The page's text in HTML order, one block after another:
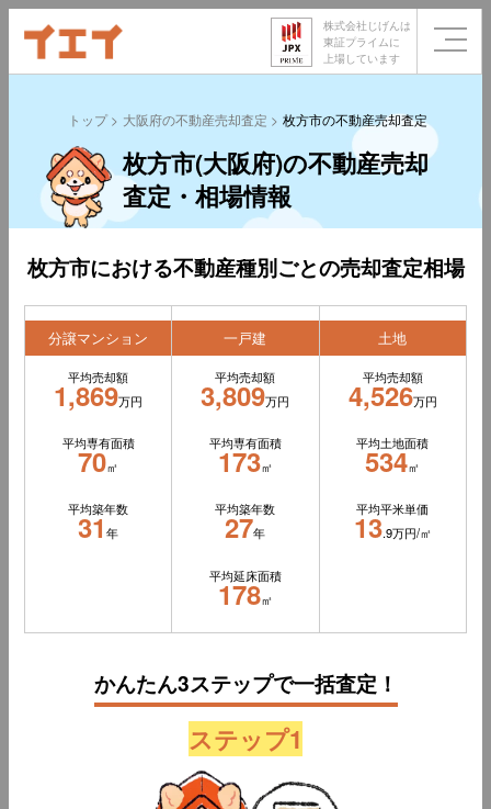
株式会社じげんは
東証プライムに
上場しています
トップ 大阪府の不動産売却査定 枚方市の不動産売却査定
枚方市(大阪府)の不動産売却
査定・相場情報
枚方市における不動産種別ごとの売却査定相場
分譲マンション
平均売却額
1,869万円
平均専有面積
70㎡
平均築年数
31年
一戸建
平均売却額
3,809万円
平均専有面積
173㎡
平均築年数
27年
平均延床面積
178㎡
土地
平均売却額
4,526万円
平均土地面積
534㎡
平均平米単価
13.9万円/㎡
かんたん3ステップで一括査定！
ステップ1